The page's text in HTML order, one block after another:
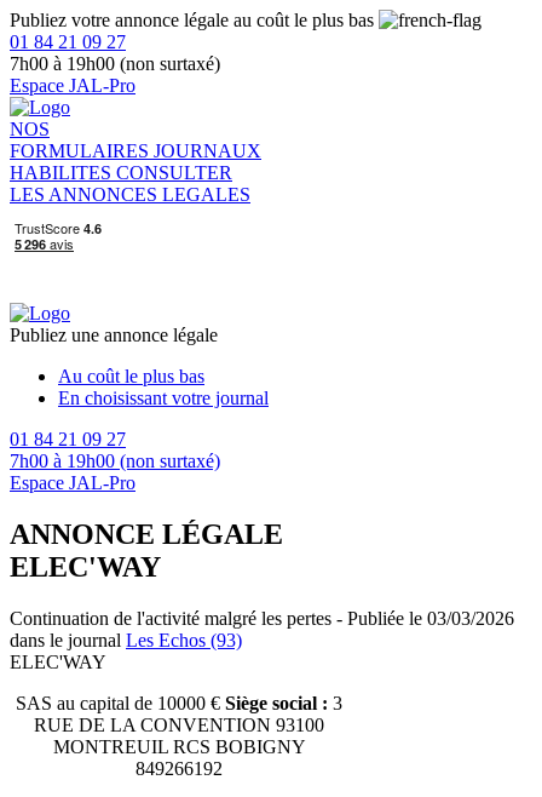
Publiez votre annonce légale au coût le plus bas
01 84 21 09 27
7h00 à 19h00 (non surtaxé)
Espace JAL-Pro
NOS
FORMULAIRES JOURNAUX
HABILITES CONSULTER
LES ANNONCES LEGALES
Publiez une annonce légale
Au coût le plus bas
En choisissant votre journal
01 84 21 09 27
7h00 à 19h00 (non surtaxé)
Espace JAL-Pro
ANNONCE LÉGALE
ELEC'WAY
Continuation de l'activité malgré les pertes - Publiée le 03/03/2026
dans le journal Les Echos (93)
ELEC'WAY
SAS au capital de 10000 € Siège social : 3
RUE DE LA CONVENTION 93100
MONTREUIL RCS BOBIGNY
849266192